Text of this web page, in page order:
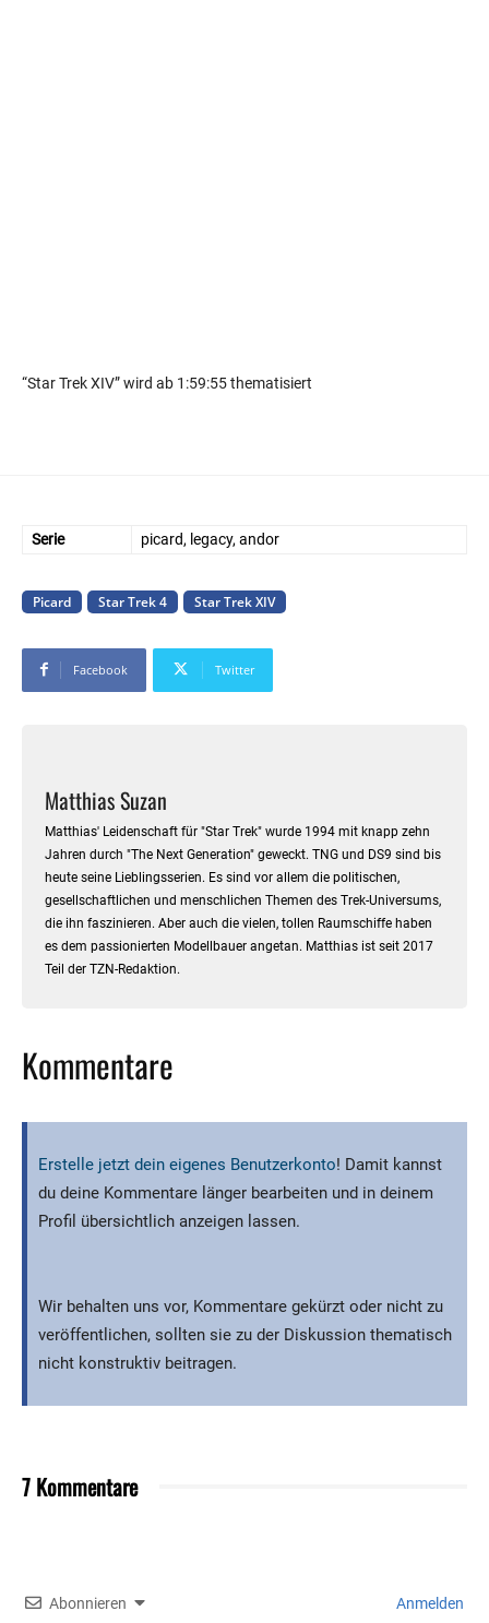
“Star Trek XIV” wird ab 1:59:55 thematisiert
Serie picard, legacy, andor
Picard Star Trek 4 Star Trek XIV
Facebook Twitter
Matthias Suzan
Matthias' Leidenschaft für "Star Trek" wurde 1994 mit knapp zehn
Jahren durch "The Next Generation" geweckt. TNG und DS9 sind bis
heute seine Lieblingsserien. Es sind vor allem die politischen,
gesellschaftlichen und menschlichen Themen des Trek-Universums,
die ihn faszinieren. Aber auch die vielen, tollen Raumschiffe haben
es dem passionierten Modellbauer angetan. Matthias ist seit 2017
Teil der TZN-Redaktion.
Kommentare
Erstelle jetzt dein eigenes Benutzerkonto! Damit kannst
du deine Kommentare länger bearbeiten und in deinem
Profil übersichtlich anzeigen lassen.
Wir behalten uns vor, Kommentare gekürzt oder nicht zu
veröffentlichen, sollten sie zu der Diskussion thematisch
nicht konstruktiv beitragen.
7 Kommentare
Abonnieren Anmelden